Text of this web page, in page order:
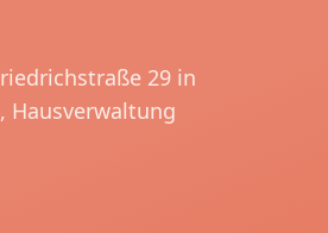
29 in
Hausverwaltung